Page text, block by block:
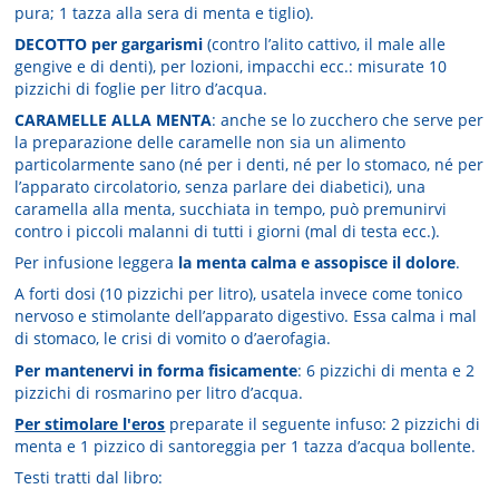
pura; 1 tazza alla sera di menta e tiglio).
DECOTTO per gargarismi (contro l’alito cattivo, il male alle
gengive e di denti), per lozioni, impacchi ecc.: misurate 10
pizzichi di foglie per litro d’acqua.
CARAMELLE ALLA MENTA: anche se lo zucchero che serve per
la preparazione delle caramelle non sia un alimento
particolarmente sano (né per i denti, né per lo stomaco, né per
l’apparato circolatorio, senza parlare dei diabetici), una
caramella alla menta, succhiata in tempo, può premunirvi
contro i piccoli malanni di tutti i giorni (mal di testa ecc.).
Per infusione leggera la menta calma e assopisce il dolore.
A forti dosi (10 pizzichi per litro), usatela invece come tonico
nervoso e stimolante dell’apparato digestivo. Essa calma i mal
di stomaco, le crisi di vomito o d’aerofagia.
Per mantenervi in forma fisicamente: 6 pizzichi di menta e 2
pizzichi di rosmarino per litro d’acqua.
Per stimolare l'eros preparate il seguente infuso: 2 pizzichi di
menta e 1 pizzico di santoreggia per 1 tazza d’acqua bollente.
Testi tratti dal libro: